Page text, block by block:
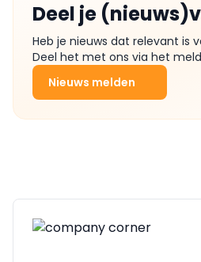
Deel je
Heb je nieuws dat relevant is
Deel het met ons via het
Nieuws melden